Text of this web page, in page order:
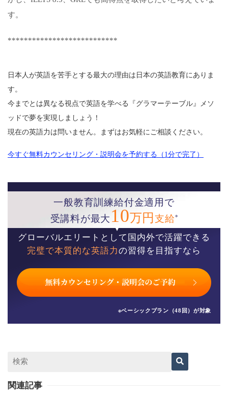
す。
***************************
日本人が英語を苦手とする最大の理由は日本の英語教育にありま
す。
今までとは異なる視点で英語を学べる『グラマーテーブル』メソ
ッドで夢を実現しましょう！
現在の英語力は問いません。まずはお気軽にご相談ください。
今すぐ無料カウンセリング・説明会を予約する（1分で完了）
一般教育訓練給付金適用で
受講料が最大 10万円支給※
グローバルエリートとして国内外で活躍できる
完璧で本質的な英語力の習得を目指すなら
※ベーシックプラン（48回）が対象
関連記事